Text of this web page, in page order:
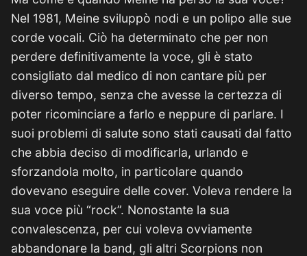
Nel 1981, Meine sviluppò nodi e un polipo alle sue
corde vocali. Ciò ha determinato che per non
perdere definitivamente la voce, gli è stato
consigliato dal medico di non cantare più per
diverso tempo, senza che avesse la certezza di
poter ricominciare a farlo e neppure di parlare. I
suoi problemi di salute sono stati causati dal fatto
che abbia deciso di modificarla, urlando e
sforzandola molto, in particolare quando
dovevano eseguire delle cover. Voleva rendere la
sua voce più “rock”. Nonostante la sua
convalescenza, per cui voleva ovviamente
abbandonare la band, gli altri Scorpions non